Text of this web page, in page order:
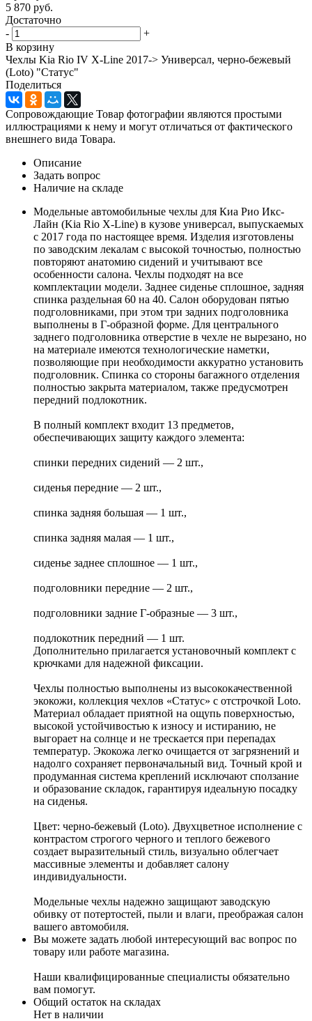
5 870 руб.
Достаточно
-
+
В корзину
Чехлы Kia Rio IV X-Line 2017-> Универсал, черно-бежевый
(Loto) "Статус"
Поделиться
Сопровождающие Товар фотографии являются простыми
иллюстрациями к нему и могут отличаться от фактического
внешнего вида Товара.
Описание
Задать вопрос
Наличие на складе
Модельные автомобильные чехлы для Киа Рио Икс-
Лайн (Kia Rio X-Line) в кузове универсал, выпускаемых
с 2017 года по настоящее время. Изделия изготовлены
по заводским лекалам с высокой точностью, полностью
повторяют анатомию сидений и учитывают все
особенности салона. Чехлы подходят на все
комплектации модели. Заднее сиденье сплошное, задняя
спинка раздельная 60 на 40. Салон оборудован пятью
подголовниками, при этом три задних подголовника
выполнены в Г-образной форме. Для центрального
заднего подголовника отверстие в чехле не вырезано, но
на материале имеются технологические наметки,
позволяющие при необходимости аккуратно установить
подголовник. Спинка со стороны багажного отделения
полностью закрыта материалом, также предусмотрен
передний подлокотник.
В полный комплект входит 13 предметов,
обеспечивающих защиту каждого элемента:
спинки передних сидений — 2 шт.,
сиденья передние — 2 шт.,
спинка задняя большая — 1 шт.,
спинка задняя малая — 1 шт.,
сиденье заднее сплошное — 1 шт.,
подголовники передние — 2 шт.,
подголовники задние Г-образные — 3 шт.,
подлокотник передний — 1 шт.
Дополнительно прилагается установочный комплект с
крючками для надежной фиксации.
Чехлы полностью выполнены из высококачественной
экокожи, коллекция чехлов «Статус» с отстрочкой Loto.
Материал обладает приятной на ощупь поверхностью,
высокой устойчивостью к износу и истиранию, не
выгорает на солнце и не трескается при перепадах
температур. Экокожа легко очищается от загрязнений и
надолго сохраняет первоначальный вид. Точный крой и
продуманная система креплений исключают сползание
и образование складок, гарантируя идеальную посадку
на сиденья.
Цвет: черно-бежевый (Loto). Двухцветное исполнение с
контрастом строгого черного и теплого бежевого
создает выразительный стиль, визуально облегчает
массивные элементы и добавляет салону
индивидуальности.
Модельные чехлы надежно защищают заводскую
обивку от потертостей, пыли и влаги, преображая салон
вашего автомобиля.
Вы можете задать любой интересующий вас вопрос по
товару или работе магазина.
Наши квалифицированные специалисты обязательно
вам помогут.
Общий остаток на складах
Нет в наличии